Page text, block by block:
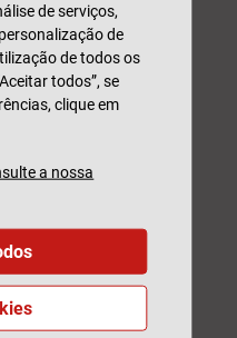
e seja
por um
Sem
de serviços,
de
de todos os
todos”, se
clique em
a nossa